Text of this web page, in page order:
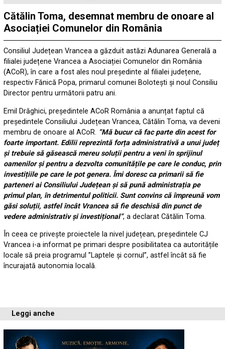
Cătălin Toma, desemnat membru de onoare al
Asociației Comunelor din România
Consiliul Județean Vrancea a găzduit astăzi Adunarea Generală a
filialei județene Vrancea a Asociației Comunelor din România
(ACoR), în care a fost ales noul președinte al filialei județene,
respectiv Fănică Popa, primarul comunei Bolotești și noul Consiliu
Director pentru următorii patru ani.
Emil Drăghici, președintele ACoR România a anunțat faptul că
președintele Consiliului Județean Vrancea, Cătălin Toma, va deveni
membru de onoare al ACoR. ”Mă bucur că fac parte din acest for
foarte important. Edilii reprezintă forța administrativă a unui județ
și trebuie să găsească mereu soluții pentru a veni în sprijinul
oamenilor și pentru a dezvolta comunitățile pe care le conduc, prin
investițiile pe care le pot genera. Îmi doresc ca primarii să fie
parteneri ai Consiliului Județean și să pună administrația pe
primul plan, în detrimentul politicii. Sunt convins că împreună vom
găsi soluții, astfel încât Vrancea să fie deschisă din punct de
vedere administrativ și investițional”, a declarat Cătălin Toma.
În ceea ce privește proiectele la nivel județean, președintele CJ
Vrancea i-a informat pe primari despre posibilitatea ca autoritățile
locale să preia programul ”Laptele și cornul”, astfel încât să fie
încurajată autonomia locală.
Leggi anche